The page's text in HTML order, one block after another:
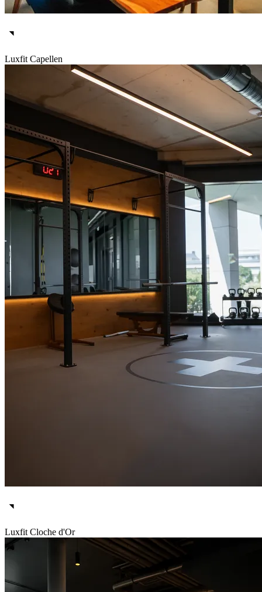
Luxfit Capellen
Luxfit Cloche d'Or